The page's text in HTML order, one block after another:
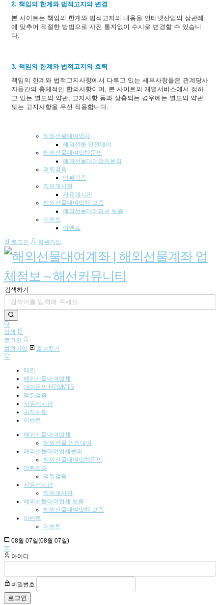
2. 책임의 한계와 법적고지의 변경
본 사이트는 책임의 한계와 법적고지의 내용을 인터넷산업의 상관례
에 맞추어 적절한 방법으로 사전 통지없이 수시로 변경할 수 있습니
다.
3. 책임의 한계와 법적고지의 효력
책임의 한계와 법적고지사항에서 다루고 있는 세부사항들은 관계당사
자들간의 총체적인 합의사항이며, 본 사이트의 개별서비스에서 정하
고 있는 별도의 약관, 고지사항 등과 상충되는 경우에는 별도의 약관
또는 고지사항을 우선 적용합니다.
해외선물대여업체
해외선물 안전대여
해외선물대여업체문의
해외선물대여업체문의
먹튀검증
먹튀검증
자유게시판
자유게시판
해외선물대여업체 보증
해외선물대여업체 보증
이벤트
이벤트
로그인 회원가입
검색하기
검색
로그인
회원가입
즐겨찾기
메인
해외선물대여업체
대여문의 HTS/MTS
먹튀검증
자유게시판
공지사항
이벤트
해외선물대여업체
해외선물 안전대여
해외선물대여업체문의
해외선물대여업체문의
먹튀검증
먹튀검증
자유게시판
자유게시판
해외선물대여업체 보증
해외선물대여업체 보증
이벤트
이벤트
08월 07일(08월 07일)
아이디
비밀번호